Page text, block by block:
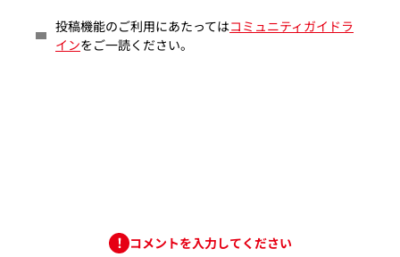
投稿機能のご利用にあたってはコミュニティガイドラ
インをご一読ください。
コメントを入力してください